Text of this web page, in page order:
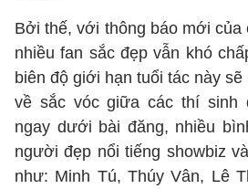
Bởi thế, với thông báo mới
nhiều fan sắc đẹp vẫn khó
biên độ giới hạn tuổi tác này
về sắc vóc giữa các thí sinh
ngay dưới bài đăng, nhiều
người đẹp nổi tiếng showbiz
như: Minh Tú, Thúy Vân, Lê